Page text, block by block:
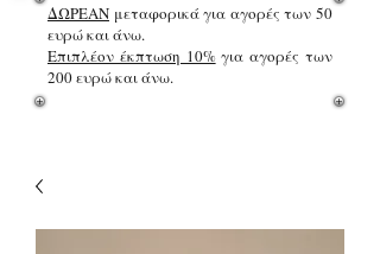
ΔΩΡΕΑΝ μεταφορικά για αγορές των 50
ευρώ και άνω.
Επιπλέον έκπτωση 10%για αγορές των
200 ευρώ και άνω.